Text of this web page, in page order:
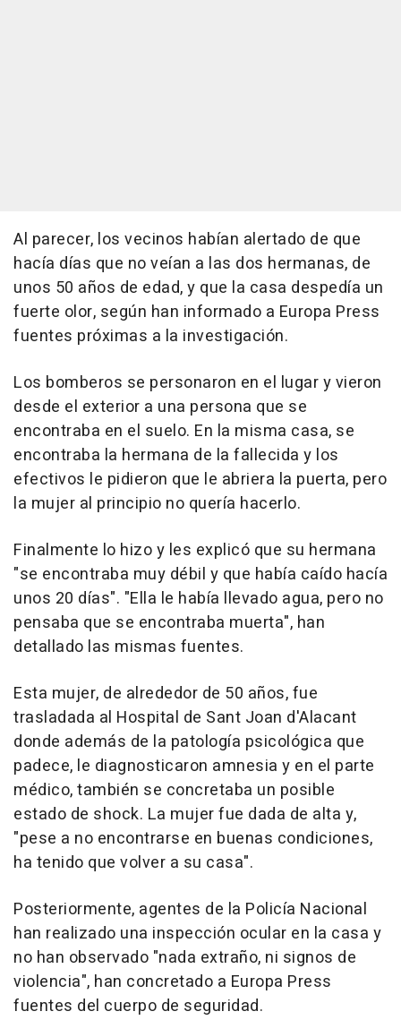
Al parecer, los vecinos habían alertado de que
hacía días que no veían a las dos hermanas, de
unos 50 años de edad, y que la casa despedía un
fuerte olor, según han informado a Europa Press
fuentes próximas a la investigación.
Los bomberos se personaron en el lugar y vieron
desde el exterior a una persona que se
encontraba en el suelo. En la misma casa, se
encontraba la hermana de la fallecida y los
efectivos le pidieron que le abriera la puerta, pero
la mujer al principio no quería hacerlo.
Finalmente lo hizo y les explicó que su hermana
"se encontraba muy débil y que había caído hacía
unos 20 días". "Ella le había llevado agua, pero no
pensaba que se encontraba muerta", han
detallado las mismas fuentes.
Esta mujer, de alrededor de 50 años, fue
trasladada al Hospital de Sant Joan d'Alacant
donde además de la patología psicológica que
padece, le diagnosticaron amnesia y en el parte
médico, también se concretaba un posible
estado de shock. La mujer fue dada de alta y,
"pese a no encontrarse en buenas condiciones,
ha tenido que volver a su casa".
Posteriormente, agentes de la Policía Nacional
han realizado una inspección ocular en la casa y
no han observado "nada extraño, ni signos de
violencia", han concretado a Europa Press
fuentes del cuerpo de seguridad.